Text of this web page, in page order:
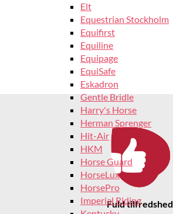
Elt
Equestrian Stockholm
Equifirst
Equiline
Equipage
EquiSafe
Eskadron
Gentle Bridle
Harry's Horse
Herman Sprenger
Hit-Air
HKM
Horse Guard
HorseLux
HorsePro
Imperial Riding
Fuld tilfredshed